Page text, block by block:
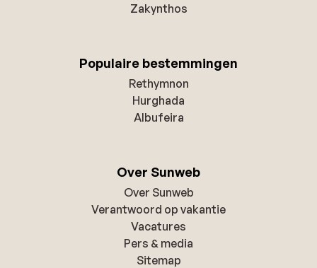
Zakynthos
Populaire bestemmingen
Rethymnon
Hurghada
Albufeira
Over Sunweb
Over Sunweb
Verantwoord op vakantie
Vacatures
Pers & media
Sitemap